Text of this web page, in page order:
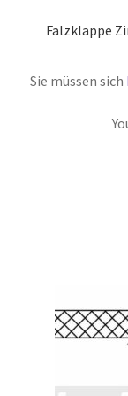
Falzklappe
Sie müssen sich